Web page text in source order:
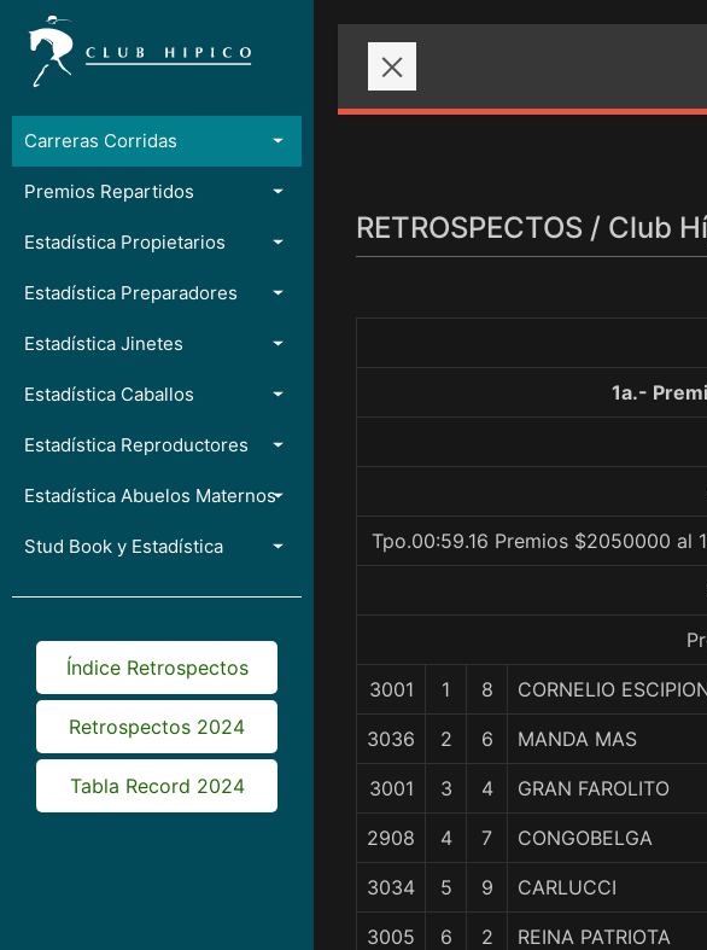
Carreras Corridas
Premios Repartidos
Estadística Propietarios
Estadística Preparadores
Estadística Jinetes
Estadística Caballos
Estadística Reproductores
Estadística Abuelos Maternos
Stud Book y Estadística
Índice Retrospectos
Retrospectos 2024
Tabla Record 2024
RETROSPECTOS / Club
1a.-
Tpo.00:59.16 Premios $2050000
3001 1 8 CORNELIO
3036 2 6 MANDA MAS
3001 3 4 GRAN FAROLITO
2908 4 7 CONGOBELGA
3034 5 9 CARLUCCI
3005 6 2 REINA PATRIOTA